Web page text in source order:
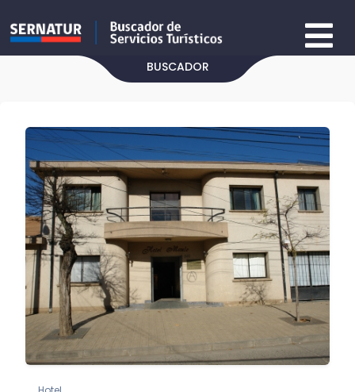
BUSCADOR